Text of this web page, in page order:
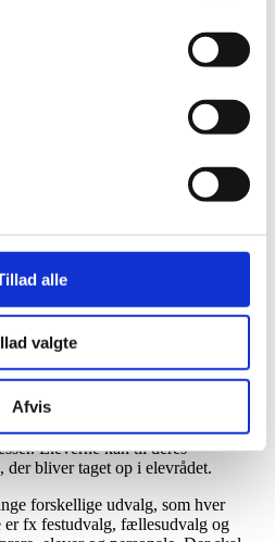
alle
valgte
Afvis
på er at tegne et menneske:
som får elevrådets
holdning.
elevrådet, som mødes ca. hver
er der også god mulighed for at få
i elevrådet. I elevrådet lægger vi
led, da elevrådet netop arbejder
Eleverne kan til deres
der bliver taget op i elevrådet.
forskellige udvalg, som hver
er fx festudvalg, fællesudvalg og